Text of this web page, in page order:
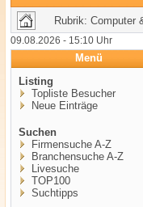
Rubrik: Computer
09.08.2026 - 15:10 Uhr
Menü
Listing
Topliste Besucher
Neue Einträge
Suchen
Firmensuche A-Z
Branchensuche A-Z
Livesuche
TOP100
Suchtipps